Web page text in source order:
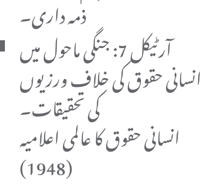
ذمہ داری۔
آرٹیکل 7: جنگی ماحول میں
انسانی حقوق کی خلاف ورزیوں
کی تحقیقات۔
انسانی حقوق کا عالمی اعلامیہ
(1948)